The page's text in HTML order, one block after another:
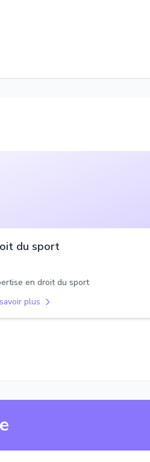
du sport
en droit du sport
plus